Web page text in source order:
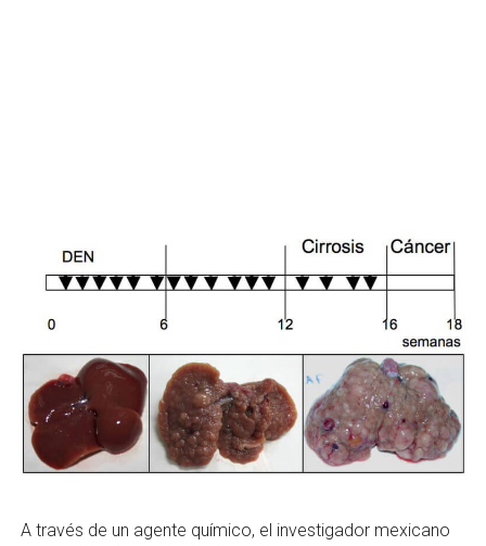
A través de un agente químico, el investigador mexicano